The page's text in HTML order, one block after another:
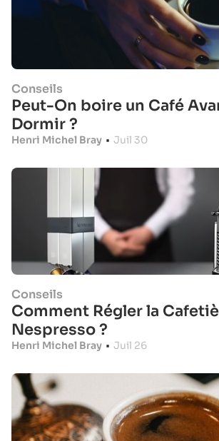
Conseils
Peut-On boire un Café
Dormir ?
Henri Michel Bray • Juil 30
Conseils
Comment Régler la
Nespresso ?
Henri Michel Bray • Juil 26